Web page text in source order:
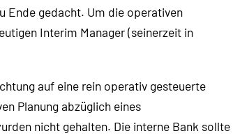
Ende gedacht. Um die operativen
Interim Manager (seinerzeit in
auf eine rein operativ gesteuerte
Planung abzüglich eines
nicht gehalten. Die interne Bank sollte